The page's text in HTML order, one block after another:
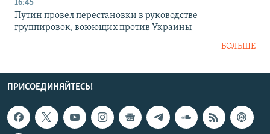
16:45
Путин провел перестановки в руководстве
группировок, воюющих против Украины
БОЛЬШЕ
ПРИСОЕДИНЯЙТЕСЬ!